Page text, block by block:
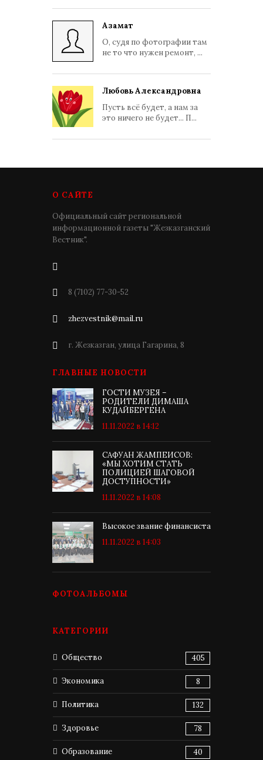
Азамат
О, судя по фотографии там
не то что нужен ремонт, ...
Любовь Александровна
Пусть всё будет, а нам за
это ничего не будет... П...
О САЙТЕ
Официальный сайт региональной
информационной газеты "Жезказганский
Вестник".
8 (7102) 77-30-52
zhezvestnik@mail.ru
г. Жезказган, улица Гагарина, 8
ГЛАВНЫЕ НОВОСТИ
ГОСТИ МУЗЕЯ –
РОДИТЕЛИ ДИМАША
КУДАЙБЕРГЕНА
11.11.2022 в 14:12
САФУАН ЖАМПЕИСОВ:
«МЫ ХОТИМ СТАТЬ
ПОЛИЦИЕЙ ШАГОВОЙ
ДОСТУПНОСТИ»
11.11.2022 в 14:08
Высокое звание финансиста
11.11.2022 в 14:03
ФОТОАЛЬБОМЫ
КАТЕГОРИИ
Общество 405
Экономика 8
Политика 132
Здоровье 78
Образование 40